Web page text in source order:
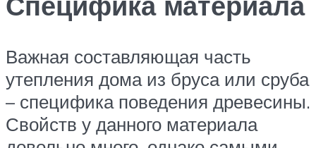
Важная составляющая часть
утепления дома из бруса или сруба
– специфика поведения древесины.
Свойств у данного материала